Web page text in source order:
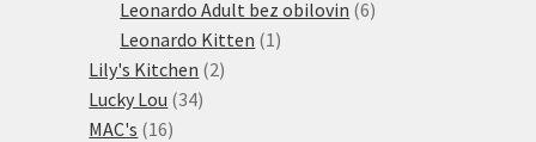
produktů
Leonardo Adult bez obilovin 66
Leonardo Kitten 1 1
Lily's Kitchen 22
Lucky Lou 3434
MAC's 1616